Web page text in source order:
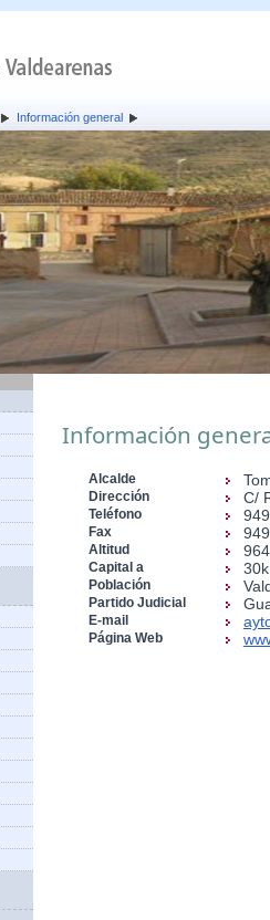
Información general
Información
Alcalde
Dirección C/
Teléfono
Fax
Altitud
Capital a
Población
Partido Judicial
E-mail
Página Web